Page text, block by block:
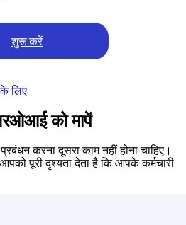
शुरू करें
लिए
को मापें
करना दूसरा काम नहीं होना चाहिए।
आपको पूरी दृश्यता देता है कि आपके कर्मचारी